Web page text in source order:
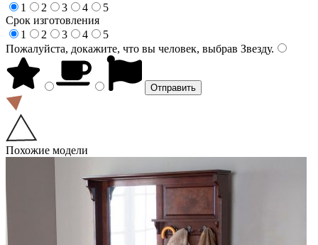
1
2 3 4
5
Срок изготовления
1
2 3 4
5
Пожалуйста, докажите, что вы человек, выбрав Звезду.
Похожие модели